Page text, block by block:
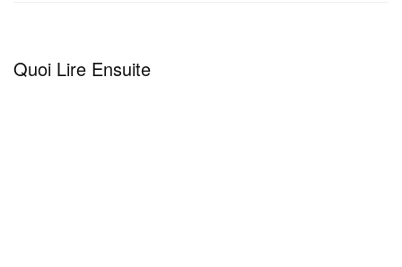
Quoi Lire Ensuite